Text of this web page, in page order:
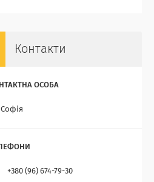
Контакти
Софія
+380 (96) 674-79-30